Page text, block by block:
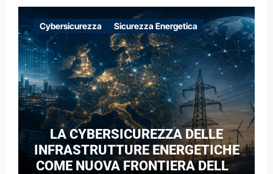
Cybersicurezza Sicurezza Energetica
LA CYBERSICUREZZA DELLE
INFRASTRUTTURE ENERGETICHE
COME NUOVA FRONTIERA DELLA